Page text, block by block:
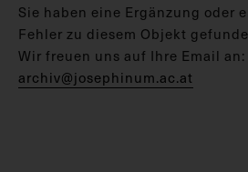
Sie haben eine Ergänzung oder
Fehler zu diesem Objekt
Wir freuen uns auf Ihre Email an:
archiv@josephinum.ac.at